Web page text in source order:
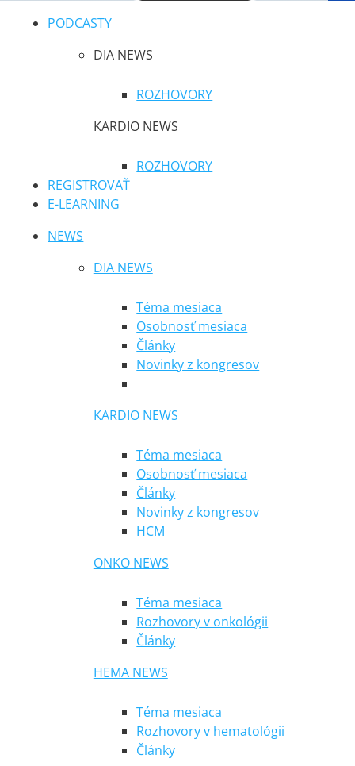
PODCASTY
DIA NEWS
ROZHOVORY
KARDIO NEWS
ROZHOVORY
REGISTROVAŤ
E-LEARNING
NEWS
DIA NEWS
Téma mesiaca
Osobnosť mesiaca
Články
Novinky z kongresov
KARDIO NEWS
Téma mesiaca
Osobnosť mesiaca
Články
Novinky z kongresov
HCM
ONKO NEWS
Téma mesiaca
Rozhovory v onkológii
Články
HEMA NEWS
Téma mesiaca
Rozhovory v hematológii
Články